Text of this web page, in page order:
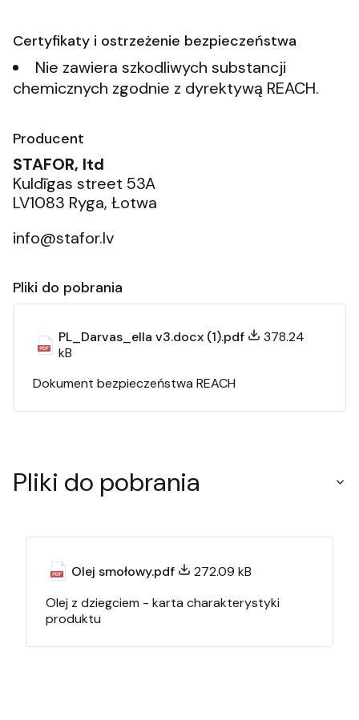
Certyfikaty i ostrzeżenie bezpieczeństwa
Nie zawiera szkodliwych substancji
chemicznych zgodnie z dyrektywą REACH.
Producent
STAFOR, ltd
Kuldīgas street 53A
LV1083 Ryga, Łotwa
info@stafor.lv
Pliki do pobrania
PL_Darvas_ella v3.docx (1).pdf
378.24
kB
Dokument bezpieczeństwa REACH
Pliki do pobrania
Olej smołowy.pdf
272.09 kB
Olej z dziegciem - karta charakterystyki
produktu